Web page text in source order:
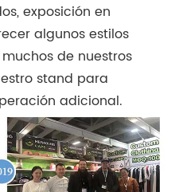
exposición en
algunos estilos
de nuestros
stand para
adicional.